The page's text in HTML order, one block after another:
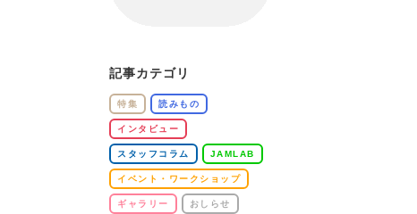
記事カテゴリ
特集 読みもの
インタビュー
スタッフコラム JAMLAB
イベント・ワークショップ
ギャラリー おしらせ